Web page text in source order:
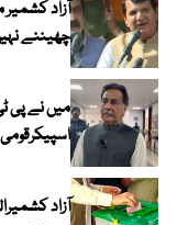
آزاد
چھیننے نہیں
میں نے پی
آزاد